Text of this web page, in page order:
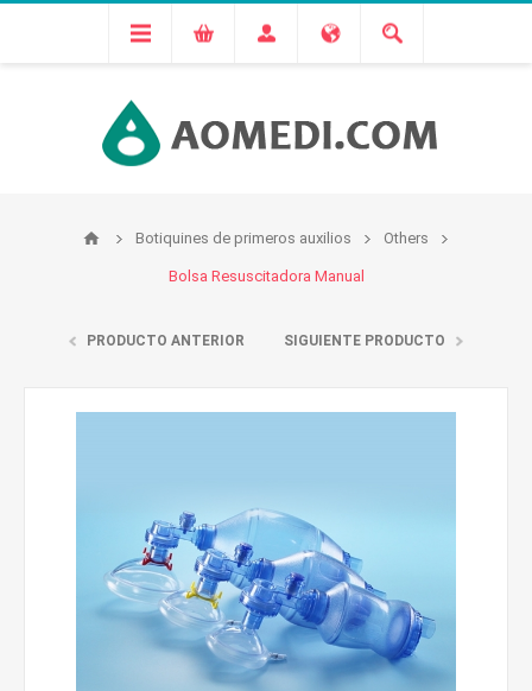
Botiquines de primeros auxilios Others
Bolsa Resuscitadora Manual
PRODUCTO ANTERIOR SIGUIENTE PRODUCTO